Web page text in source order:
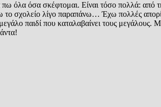
όσα σκέφτομαι. Είναι τόσο πολλά: από
σχολείο λίγο παραπάνω… Έχω πολλές
παιδί που καταλαβαίνει τους μεγάλους.